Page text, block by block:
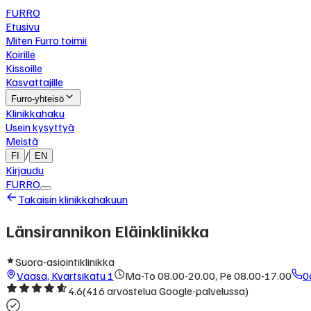
FURRO
Etusivu
Miten Furro toimii
Koirille
Kissoille
Kasvattajille
Furro-yhteisö
Klinikkahaku
Usein kysyttyä
Meistä
FI / EN
Kirjaudu
FURRO
Takaisin klinikkahakuun
Länsirannikon Eläinklinikka
Suora-asiointiklinikka
Vaasa, Kvartsikatu 1 Ma-To 08.00-20.00, Pe 08.00-17.00
4.6(416arvostelua Google-palvelussa)